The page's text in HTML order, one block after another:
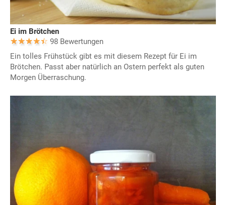
Ei im Brötchen
98 Bewertungen
Ein tolles Frühstück gibt es mit diesem Rezept für Ei im
Brötchen. Passt aber natürlich an Ostern perfekt als guten
Morgen Überraschung.